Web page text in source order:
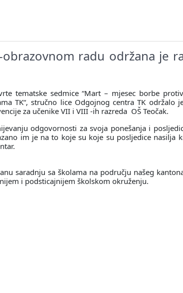
radu održana je
tematske sedmice “Mart – mjesec borbe
TK“, stručno lice Odgojnog centra TK održalo
za učenike VII i VIII -ih razreda OŠ Teočak.
odgovornosti za svoja ponešanja i
im je na to koje su koje su posljedice nasilja
saradnju sa školama na području našeg
i podsticajnijem školskom okruženju.